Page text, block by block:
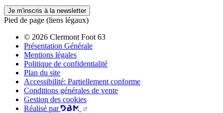
Je m'inscris à la newsletter
Pied de page (liens légaux)
© 2026 Clermont Foot 63
Présentation Générale
Mentions légales
Politique de confidentialité
Plan du site
Accessibilité: Partiellement conforme
Conditions générales de vente
Gestion des cookies
Réalisé par